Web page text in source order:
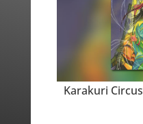
Karakuri Circus